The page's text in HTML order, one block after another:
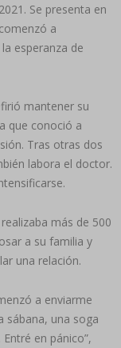
Se presenta en
a
esperanza de
mantener su
que conoció a
Tras otras dos
labora el doctor.
más de 500
a su familia y
una relación.
a enviarme
sábana, una soga
en pánico”,